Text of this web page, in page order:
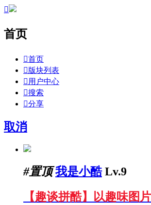

首页
首页
版块列表
 用户中心
搜索
分享
取消
#置顶 我是小酷 Lv.9
【趣谈拼酷】以趣味图